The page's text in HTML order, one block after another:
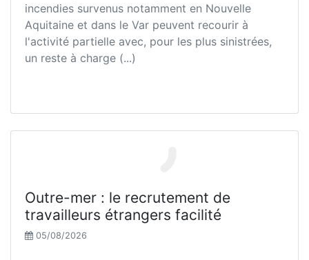
incendies survenus notamment en Nouvelle
Aquitaine et dans le Var peuvent recourir à
l'activité partielle avec, pour les plus sinistrées,
un reste à charge (...)
Outre-mer : le recrutement de
travailleurs étrangers facilité
05/08/2026